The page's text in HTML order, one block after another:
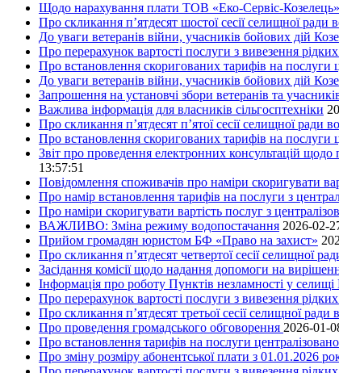
Щодо нарахування плати ТОВ «Еко-Сервіс-Козелець»
Про скликання п’ятдесят шостої сесії селищної ради
До уваги ветеранів війни, учасників бойових дій
Про перерахунок вартості послуги з вивезення
Про встановлення скоригованих тарифів на послуги
До уваги ветеранів війни, учасників бойових дій
Запрошення на установчі збори ветеранів та
Важлива інформація для власників сільгосптехніки
Про скликання п’ятдесят п’ятої сесії селищної ради
Про встановлення скоригованих тарифів на послуги
Звіт про проведення електронних консультацій
13:57:51
Повідомлення споживачів про наміри скоригувати
Про намір встановлення тарифів на послуги з
Про наміри скоригувати вартість послуг з
ВАЖЛИВО: Зміна режиму водопостачання 2026-02-
Прийом громадян юристом БФ «Право на захист»
Про скликання п’ятдесят четвертої сесії селищної
Засідання комісії щодо надання допомоги на
Інформація про роботу Пунктів незламності у селищі
Про перерахунок вартості послуги з вивезення
Про скликання п’ятдесят третьої сесії селищної
Про проведення громадського обговорення 2026-01-
Про встановлення тарифів на послуги
Про зміну розміру абонентської плати з 01.01.2026